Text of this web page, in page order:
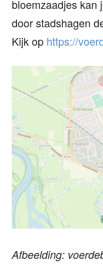
bloemzaadjes kan
door stadshagen
Kijk op https://
Afbeelding: